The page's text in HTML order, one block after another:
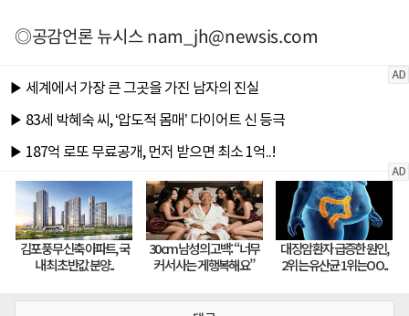
◎공감언론 뉴시스nam_jh@newsis.com